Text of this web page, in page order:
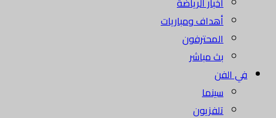
أهداف ومباريات
المحترفون
بث مباشر
في الفن
سينما
تلفزيون